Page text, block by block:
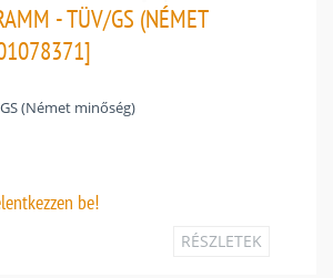
- TÜV/GS (NÉMET
(Német minőség)
be!
RÉSZLETEK